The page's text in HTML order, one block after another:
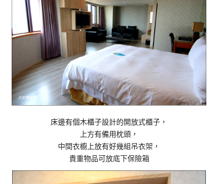
床邊有個木櫃子設計的開放式櫃子，
上方有備用枕頭，
中間衣櫥上放有好幾組吊衣架，
貴重物品可放底下保險箱